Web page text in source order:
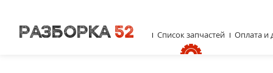
Список запчастей Оплата и